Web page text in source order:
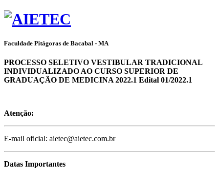
Faculdade Pitágoras de Bacabal - MA
PROCESSO SELETIVO VESTIBULAR TRADICIONAL
INDIVIDUALIZADO AO CURSO SUPERIOR DE
GRADUAÇÃO DE MEDICINA 2022.1 Edital 01/2022.1
Atenção:
E-mail oficial: aietec@aietec.com.br
Datas Importantes